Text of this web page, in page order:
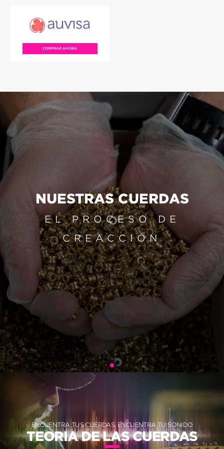
COMPRAR AHORA
NUESTRAS CUERDAS
EL PROCESO DE
CREACCIÓN
ENCUENTRA TUS CUERDAS, ENCUENTRA TU SONIDO
TEORIA DE LAS CUERDAS